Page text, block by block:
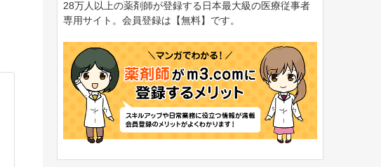
28万人以上の薬剤師が登録する日本最大級の医療従事者
専用サイト。会員登録は【無料】です。